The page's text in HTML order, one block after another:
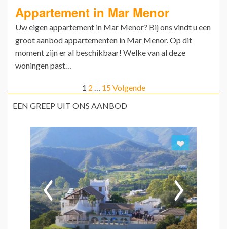
Appartement in Mar Menor
Uw eigen appartement in Mar Menor? Bij ons vindt u een
groot aanbod appartementen in Mar Menor. Op dit
moment zijn er al beschikbaar! Welke van al deze
woningen past…
1 2 … 15Volgende
EEN GREEP UIT ONS AANBOD